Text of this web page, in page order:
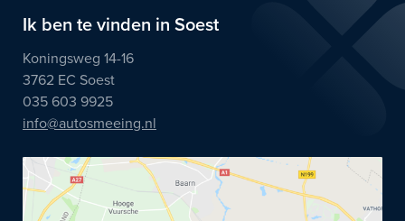
Ik ben te vinden in Soest
Koningsweg 14-16
3762 EC Soest
035 603 9925
info@autosmeeing.nl